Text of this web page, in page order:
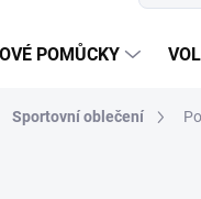
POMŮCKY
Sportovní oblečení